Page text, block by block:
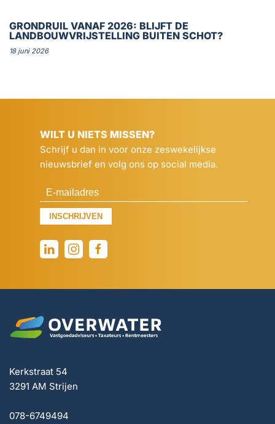
GRONDRUIL VANAF 2026: BLIJFT DE
LANDBOUWVRIJSTELLING BUITEN SCHOT?
18 juni 2026
WILT U NIETS MISSEN?
Schrijf u dan in voor onze zeswekelijkse
nieuwsbrief en volg ons op social media.
INSCHRIJVEN
Kerkstraat 54
3291 AM Strijen
078-6749494